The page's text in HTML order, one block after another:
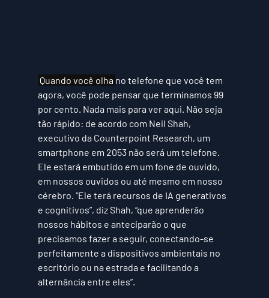
Quando você olha no telefone que você tem
agora, você pode pensar que terminamos 99
por cento. Nada mais para ver aqui. Não seja
tão rápido: de acordo com Neil Shah,
executivo da Counterpoint Research, um
smartphone em 2053 não será um telefone.
Ele estará embutido em um fone de ouvido,
em nossos ouvidos ou até mesmo em nosso
cérebro. “Ele terá recursos de IA generativos
e cognitivos”, diz Shah, “que aprenderão
nossos hábitos e anteciparão o que
precisamos fazer a seguir, conectando-se
perfeitamente a dispositivos ambientais no
escritório ou na estrada e facilitando a
alternância entre eles”.